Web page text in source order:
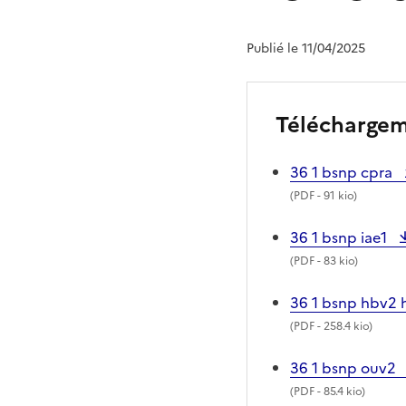
Publié le 11/04/2025
36 1 bsnp cpra
(PDF- 91 kio)
36 1 bsnp iae1
(PDF- 83 kio)
36 1 bsnp hbv2
(PDF- 258.4 kio)
36 1 bsnp ouv2
(PDF- 85.4 kio)